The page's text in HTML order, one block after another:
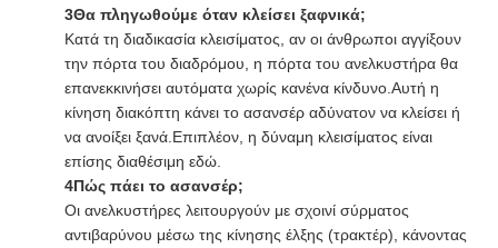
3Θα πληγωθούμε όταν κλείσει ξαφνικά;
Κατά τη διαδικασία κλεισίματος, αν οι άνθρωποι αγγίξουν
την πόρτα του διαδρόμου, η πόρτα του ανελκυστήρα θα
επανεκκινήσει αυτόματα χωρίς κανένα κίνδυνο.Αυτή η
κίνηση διακόπτη κάνει το ασανσέρ αδύνατον να κλείσει ή
να ανοίξει ξανά.Επιπλέον, η δύναμη κλεισίματος είναι
επίσης διαθέσιμη εδώ.
4Πώς πάει το ασανσέρ;
Οι ανελκυστήρες λειτουργούν με σχοινί σύρματος
αντιβαρύνου μέσω της κίνησης έλξης (τρακτέρ), κάνοντας